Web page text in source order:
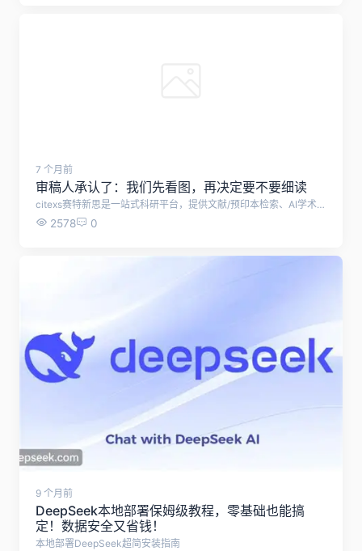
7 个月前
审稿人承认了：我们先看图，再决定要不要细读
citexs赛特新思是一站式科研平台，提供文献/预印本检索、AI学术问答、课题调研与综述、SCI辅助写作、AI润色、智能降重&降AIGC、预审稿、审稿人回信、AI研究选题、全球科研基金查询、基金写作助手、AI文献计量学分析、图文检索、资讯解读、SCI期刊查选等技术支持。
2578 0
9 个月前
DeepSeek本地部署保姆级教程，零基础也能搞
定！数据安全又省钱！
本地部署DeepSeek超简安装指南